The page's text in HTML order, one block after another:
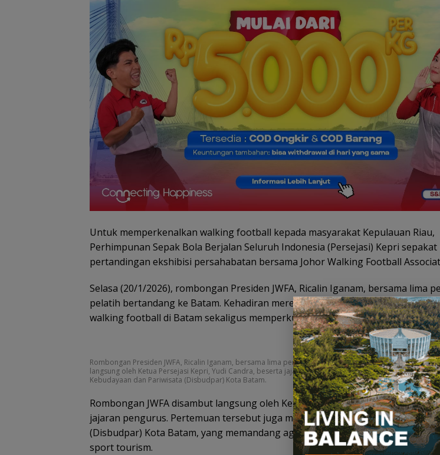
Untuk memperkenalkan walking football kepada masyarakat Kepulauan Riau,
Perhimpunan Sepak Bola Berjalan Seluruh Indonesia (Persejasi) Kepri
pertandingan ekshibisi persahabatan bersama Johor Walking Football
Selasa (20/1/2026), rombongan Presiden JWFA, Ricalin Iganam, bersama lima
pelatih bertandang ke Batam. Kehadiran mereka bertujuan menjajaki
walking football di Batam sekaligus memperkuat kerja sama olahraga lintas
Rombongan Presiden JWFA, Ricalin Iganam, bersama lima pengurus dan pelatih bertandang ke Batam
langsung oleh Ketua Persejasi Kepri, Yudi Candra, beserta jajaran pengurus. Pertemuan tersebut juga
Kebudayaan dan Pariwisata (Disbudpar) Kota Batam.
Rombongan JWFA disambut langsung oleh Ketua Persejasi Kepri, Yudi
jajaran pengurus. Pertemuan tersebut juga melibatkan Dinas Kebudayaan
(Disbudpar) Kota Batam, yang memandang agenda ini sebagai bagian dari
sport tourism.
BP Batam Optimalkan
Pelayanan Air Bersih,
Pasokan Kawasan
NDP dari Waduk
Duriangkang
Ekonomi Kepri di
Tumbuh 6,99 Persen,
Tertinggi di Sumatera
SSB
Gelar
Festival